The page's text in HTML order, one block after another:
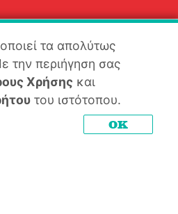
τα απολύτως
την περιήγηση σας
Χρήσης και
του ιστότοπου.
OK